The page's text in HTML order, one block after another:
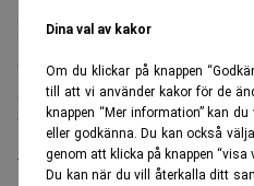
Dina val av kakor
Om du klickar på knappen
till att vi använder kakor för de
knappen “Mer information” kan
eller godkänna. Du kan också
genom att klicka på knappen “visa
Du kan när du vill återkalla ditt
I’ve always been vocal about
and what we are building. So
action this week by investing
best days are ahead…
— Daniel Ek (@eldsjal)May